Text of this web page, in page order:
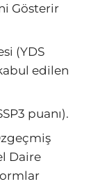
Gösterir
(YDS
edilen
puanı).
Daire